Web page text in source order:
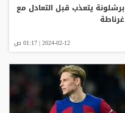
برشلونة يتعذب قبل التعادل مع
غرناطة
2024-02-12 | 01:17 ص